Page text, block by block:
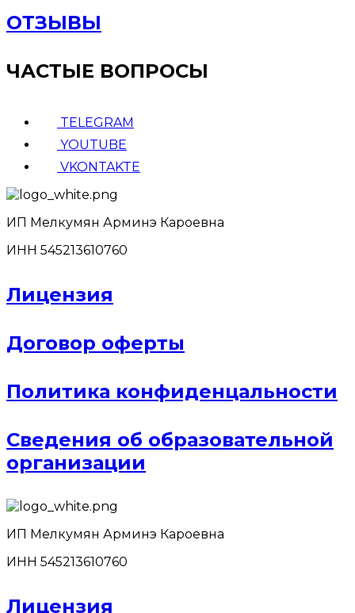
ОТЗЫВЫ
ЧАСТЫЕ ВОПРОСЫ
TELEGRAM
YOUTUBE
VKONTAKTE
ИП Мелкумян Арминэ Кароевна
ИНН 545213610760
Лицензия
Договор оферты
Политика конфиденцальности
Сведения об образовательной
организации
ИП Мелкумян Арминэ Кароевна
ИНН 545213610760
Лицензия